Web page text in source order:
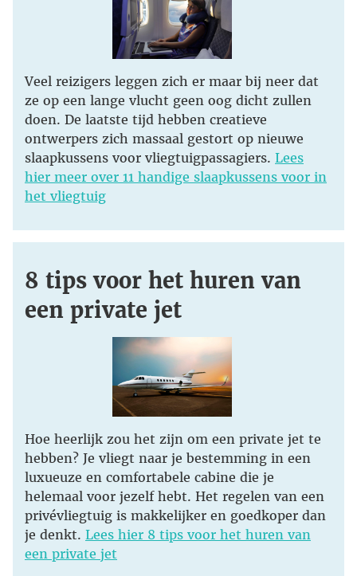
Veel reizigers leggen zich er maar bij neer dat
ze op een lange vlucht geen oog dicht zullen
doen. De laatste tijd hebben creatieve
ontwerpers zich massaal gestort op nieuwe
slaapkussens voor vliegtuigpassagiers. Lees
hier meer over 11 handige slaapkussens voor in
het vliegtuig
8 tips voor het huren van
een private jet
Hoe heerlijk zou het zijn om een private jet te
hebben? Je vliegt naar je bestemming in een
luxueuze en comfortabele cabine die je
helemaal voor jezelf hebt. Het regelen van een
privévliegtuig is makkelijker en goedkoper dan
je denkt. Lees hier 8 tips voor het huren van
een private jet